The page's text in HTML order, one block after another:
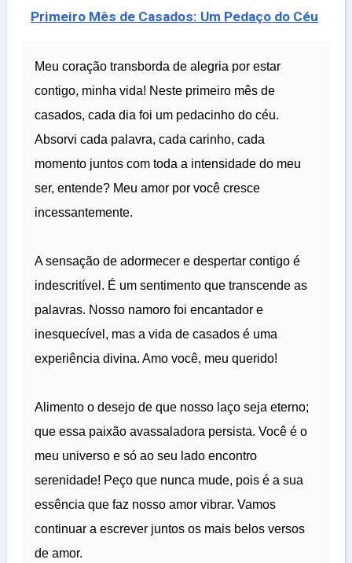
Primeiro Mês de Casados: Um Pedaço do Céu
Meu coração transborda de alegria por estar
contigo, minha vida! Neste primeiro mês de
casados, cada dia foi um pedacinho do céu.
Absorvi cada palavra, cada carinho, cada
momento juntos com toda a intensidade do meu
ser, entende? Meu amor por você cresce
incessantemente.
A sensação de adormecer e despertar contigo é
indescritível. É um sentimento que transcende as
palavras. Nosso namoro foi encantador e
inesquecível, mas a vida de casados é uma
experiência divina. Amo você, meu querido!
Alimento o desejo de que nosso laço seja eterno;
que essa paixão avassaladora persista. Você é o
meu universo e só ao seu lado encontro
serenidade! Peço que nunca mude, pois é a sua
essência que faz nosso amor vibrar. Vamos
continuar a escrever juntos os mais belos versos
de amor.